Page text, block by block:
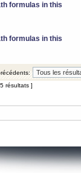
formulas in this
formulas in this
résultats ]